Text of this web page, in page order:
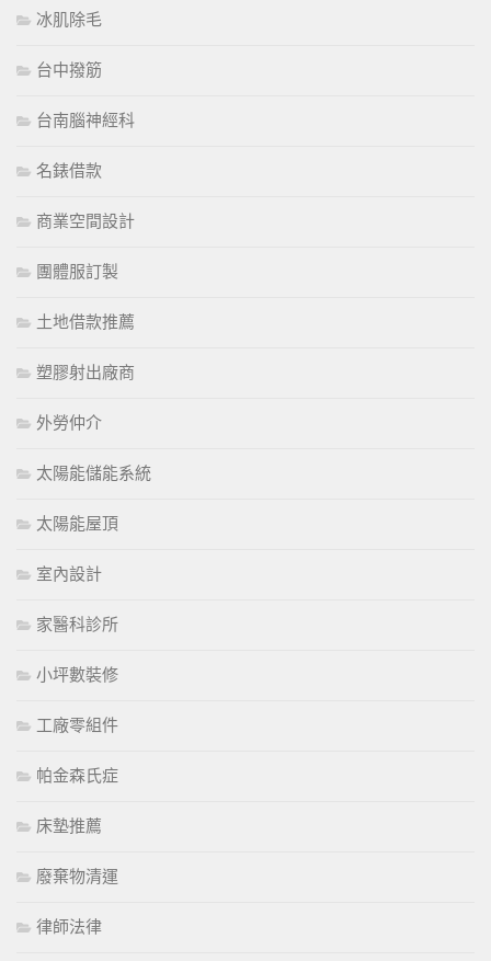
冰肌除毛
台中撥筋
台南腦神經科
名錶借款
商業空間設計
團體服訂製
土地借款推薦
塑膠射出廠商
外勞仲介
太陽能儲能系統
太陽能屋頂
室內設計
家醫科診所
小坪數裝修
工廠零組件
帕金森氏症
床墊推薦
廢棄物清運
律師法律